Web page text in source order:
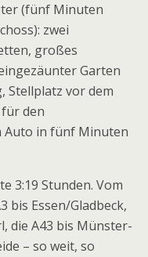
(fünf Minuten
zwei
großes
Garten
Stellplatz vor dem
für den
Auto in fünf Minuten
3:19 Stunden. Vom
bis Essen/Gladbeck,
die A43 bis Münster-
– so weit, so